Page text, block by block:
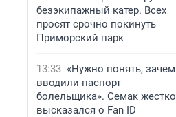
безэкипажный катер. Всех
просят срочно покинуть
Приморский парк
13:33 «Нужно понять, зачем
вводили паспорт
болельщика». Семак жестко
высказался о Fan ID